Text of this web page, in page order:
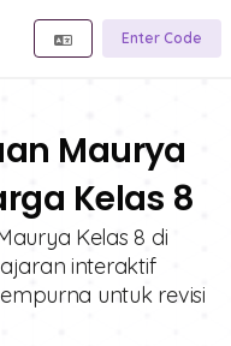
Enter Code
Maurya
Kelas 8
Kelas 8 di
interaktif
untuk revisi